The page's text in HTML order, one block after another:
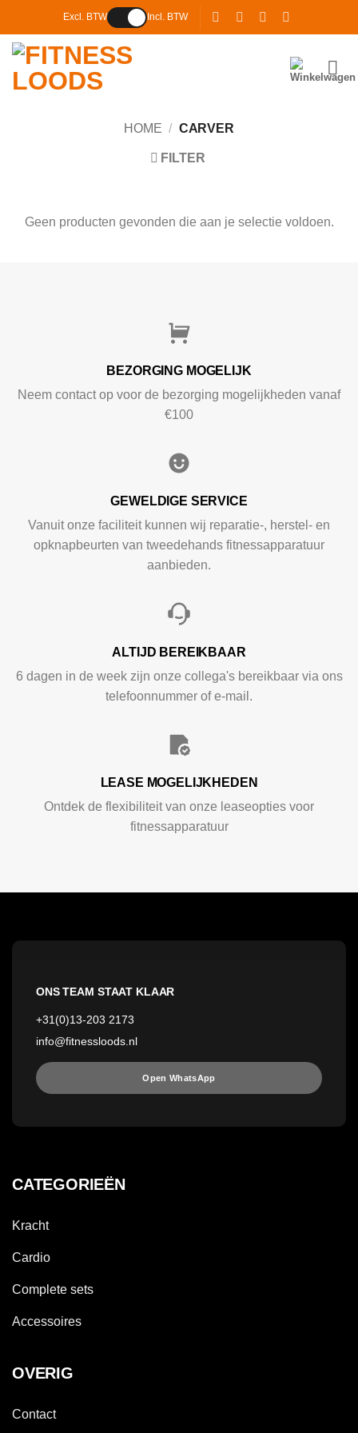
inhoud
Excl. BTW Incl. BTW
HOME / CARVER
FILTER
Geen producten gevonden die aan je selectie voldoen.
BEZORGING MOGELIJK
Neem contact op voor de bezorging mogelijkheden vanaf
€100
GEWELDIGE SERVICE
Vanuit onze faciliteit kunnen wij reparatie-, herstel- en
opknapbeurten van tweedehands fitnessapparatuur
aanbieden.
ALTIJD BEREIKBAAR
6 dagen in de week zijn onze collega's bereikbaar via ons
telefoonnummer of e-mail.
LEASE MOGELIJKHEDEN
Ontdek de flexibiliteit van onze leaseopties voor
fitnessapparatuur
ONS TEAM STAAT KLAAR
+31(0)13-203 2173
info@fitnessloods.nl
Open WhatsApp
CATEGORIEËN
Kracht
Cardio
Complete sets
Accessoires
OVERIG
Contact